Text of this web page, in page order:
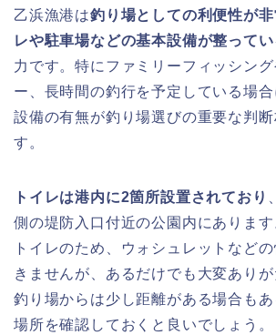
乙浜漁港は釣り場としての利便性が
レや駐車場などの基本設備が整ってい
力です。特にファミリーフィッシン
ー、長時間の釣行を予定している場
設備の有無が釣り場選びの重要な判断
す。
トイレは港内に2箇所設置されており
側の堤防入口付近の公園内にありま
トイレのため、ウォシュレットなど
きませんが、あるだけでも大変ありが
釣り場からは少し距離がある場合も
場所を確認しておくと良いでしょう。